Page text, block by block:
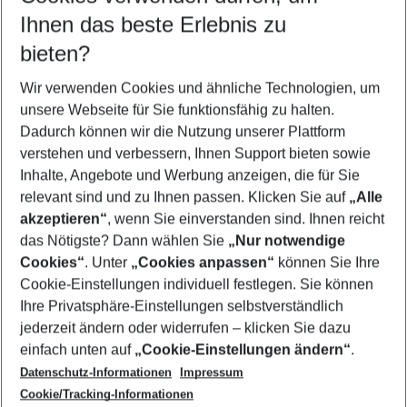
Reisezeitraum wählen
08.08.26– 06.08.27 5-8 Nächte
2 Erwachsene Keine Kinder
Mehr Filter anzeigen
Footer
Footer navigation
Über uns
AGB
Cookie-Einstellungen ändern
Cookie-Richtlinie
Datenschutz
Service & Hilfe
Barrierefreies Reisen
Check-in
Folgen Sie uns
Ihnen das beste Erlebnis zu
bieten?
Wir verwenden Cookies und ähnliche Technologien, um
unsere Webseite für Sie funktionsfähig zu halten.
Dadurch können wir die Nutzung unserer Plattform
verstehen und verbessern, Ihnen Support bieten sowie
Inhalte, Angebote und Werbung anzeigen, die für Sie
relevant sind und zu Ihnen passen. Klicken Sie auf „Alle
akzeptieren“, wenn Sie einverstanden sind. Ihnen reicht
das Nötigste? Dann wählen Sie „Nur notwendige
Cookies“. Unter „Cookies anpassen“ können Sie Ihre
Cookie-Einstellungen individuell festlegen. Sie können
Ihre Privatsphäre-Einstellungen selbstverständlich
jederzeit ändern oder widerrufen – klicken Sie dazu
einfach unten auf „Cookie-Einstellungen ändern“.
Datenschutz-Informationen
Impressum
Cookie/Tracking-Informationen